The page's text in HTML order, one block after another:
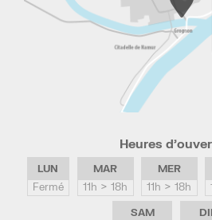
Heures
LUN
Fermé
MAR
11h > 18h
MER
11h > 18h
SAM